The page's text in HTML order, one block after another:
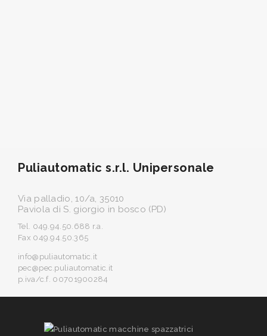
Puliautomatic s.r.l. Unipersonale
Via palladio, 10/a, 35010
Paviola di S. giorgio in bosco (PD)
Tel. 049.94.50.688 r.a.
Fax 049.94.50.365
info@puliautomatic.it
pec@pec.puliautomatic.it
p.iva/c.f. 00701900284